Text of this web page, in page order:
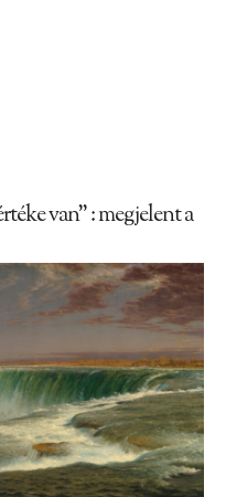
van” : megjelent a